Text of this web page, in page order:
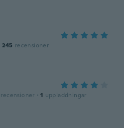
245 recensioner
recensioner · 1 uppladdningar